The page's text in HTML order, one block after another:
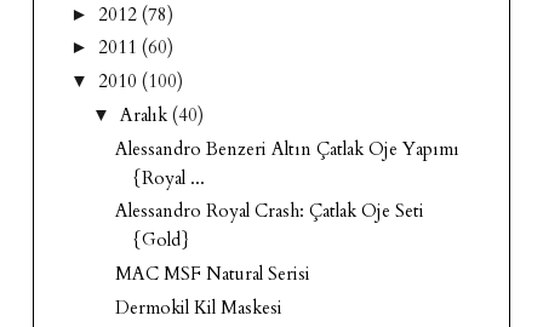
► 2012 (78)
► 2011 (60)
▼ 2010 (100)
▼ Aralık (40)
Alessandro Benzeri Altın Çatlak Oje Yapımı
{Royal ...
Alessandro Royal Crash: Çatlak Oje Seti
{Gold}
MAC MSF Natural Serisi
Dermokil Kil Maskesi